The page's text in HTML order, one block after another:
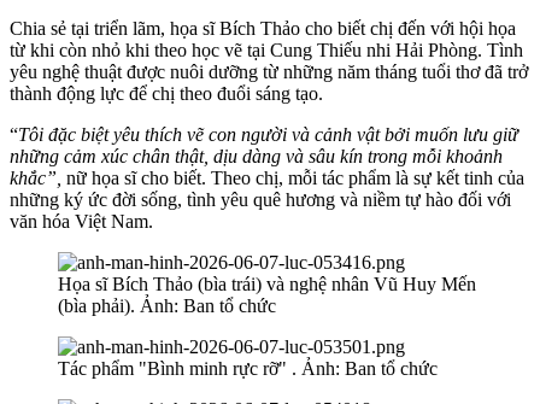
Chia sẻ tại triển lãm, họa sĩ Bích Thảo cho biết chị đến với hội họa
từ khi còn nhỏ khi theo học vẽ tại Cung Thiếu nhi Hải Phòng. Tình
yêu nghệ thuật được nuôi dưỡng từ những năm tháng tuổi thơ đã trở
thành động lực để chị theo đuổi sáng tạo.
“Tôi đặc biệt yêu thích vẽ con người và cảnh vật bởi muốn lưu giữ
những cảm xúc chân thật, dịu dàng và sâu kín trong mỗi khoảnh
khắc”, nữ họa sĩ cho biết. Theo chị, mỗi tác phẩm là sự kết tinh của
những ký ức đời sống, tình yêu quê hương và niềm tự hào đối với
văn hóa Việt Nam.
Họa sĩ Bích Thảo (bìa trái) và nghệ nhân Vũ Huy Mến
(bìa phải). Ảnh: Ban tổ chức
Tác phẩm "Bình minh rực rỡ" . Ảnh: Ban tổ chức